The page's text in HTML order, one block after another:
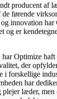
producent af
de førende
innovation
og er
Optimize
der
i forskellige
har
læder, men